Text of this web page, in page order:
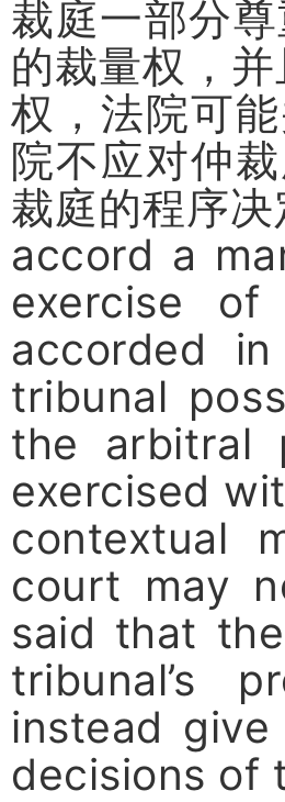
裁庭一部分尊
的裁量权，并
权，法院可
院不应对仲
裁庭的程序决
accord a
exercise of
accorded
tribunal
the arbitral
exercised
contextual
court may
said that
tribunal’s
instead
decisions of